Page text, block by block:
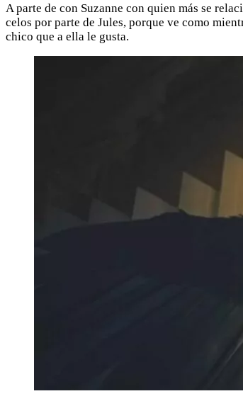
A parte de con Suzanne con quien más se
celos por parte de Jules, porque ve como
chico que a ella le gusta.